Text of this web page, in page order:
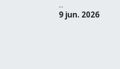
...
9 jun. 2026